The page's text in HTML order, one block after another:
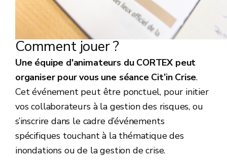
Comment jouer ?
Une équipe d'animateurs du CORTEX peut
organiser pour vous une séance Cit’in Crise.
Cet événement peut être ponctuel, pour initier
vos collaborateurs à la gestion des risques, ou
s’inscrire dans le cadre d’événements
spécifiques touchant à la thématique des
inondations ou de la gestion de crise.